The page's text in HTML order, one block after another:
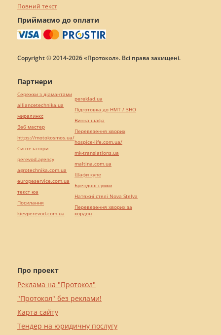
Повний текст
Приймаємо до оплати
Copyright © 2014-2026 «Протокол». Всі права захищені.
Про проект
Реклама на "Протокол"
"Протокол" без реклами!
Карта сайту
Тендер на юридичну послугу
Партнери
Сережки з діамантами
alliancetechnika.ua
миралинкс
Веб мастер
https://motokosmos.ua/
Синтезатори
perevod.agency
agrotechnika.com.ua
europeservice.com.ua
текст юа
Посилання
kievperevod.com.ua
pereklad.ua
Підготовка до НМТ / ЗНО
Винна шафа
Перевезення хворих
hospice-life.com.ua/
mk-translations.ua
maltina.com.ua
Шафи купе
Брендові сумки
Натяжні стелі Nova Stelya
Перевезення хворих за
кордон